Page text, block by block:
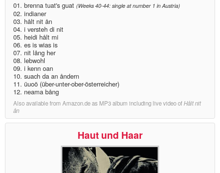
01. brenna tuat's guat (Weeks 40-44: single at number 1 in Austria)
02. indianer
03. hålt nit ån
04. i versteh di nit
05. heidi hålt mi
06. es is wias is
07. nit lång her
08. lebwohl
09. i kenn oan
10. suach da an åndern
11. üuoö (über-unter-ober-österreicher)
12. neama bång
Also available from Amazon.de as MP3 album including live video ofHålt nit
ån
Haut und Haar